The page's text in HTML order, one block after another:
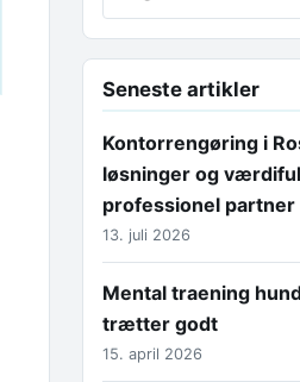
Seneste artikler
Kontorrengøring i
løsninger og
professionel partner
13. juli 2026
Mental traening
trætter godt
15. april 2026